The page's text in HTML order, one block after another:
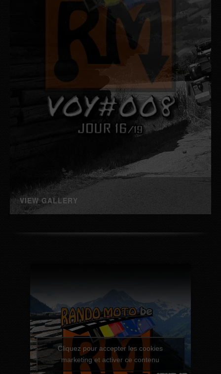
VIEW GALLERY
Cliquez pour accepter les cookies
marketing et activer ce contenu